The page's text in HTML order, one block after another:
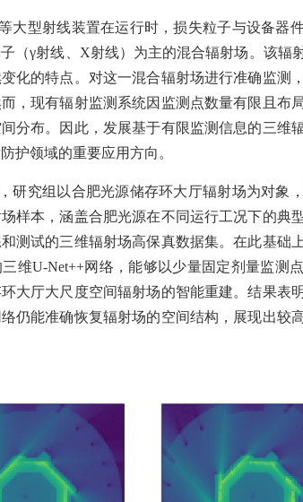
大型射线装置在运行时，损失粒子与设备器
（γ射线、 X射线）为主的混合辐射场。该辐
化的特点。对这一混合辐射场进行准确监测
，现有辐射监测系统因监测点数量有限且布
分布。因此，发展基于有限监测信息的三维
护领域的重要应用方向。
研究组以合肥光源储存环大厅辐射场为对象
样本，涵盖合肥光源在不同运行工况下的典
测试的三维辐射场高保真数据集。在此基础
维U-Net++网络，能够以少量固定剂量监测
大厅大尺度空间辐射场的智能重建。结果表
仍能准确恢复辐射场的空间结构，展现出较